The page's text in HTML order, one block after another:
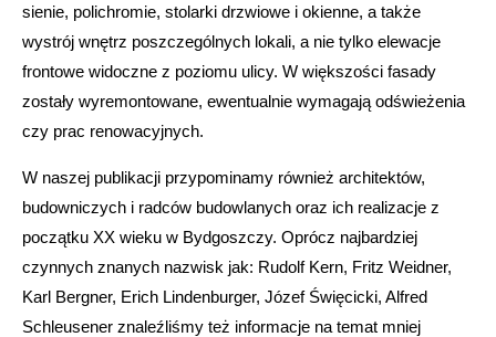
sienie, polichromie, stolarki drzwiowe i okienne, a także
wystrój wnętrz poszczególnych lokali, a nie tylko elewacje
frontowe widoczne z poziomu ulicy. W większości fasady
zostały wyremontowane, ewentualnie wymagają odświeżenia
czy prac renowacyjnych.
W naszej publikacji przypominamy również architektów,
budowniczych i radców budowlanych oraz ich realizacje z
początku XX wieku w Bydgoszczy. Oprócz najbardziej
czynnych znanych nazwisk jak: Rudolf Kern, Fritz Weidner,
Karl Bergner, Erich Lindenburger, Józef Święcicki, Alfred
Schleusener znaleźliśmy też informacje na temat mniej